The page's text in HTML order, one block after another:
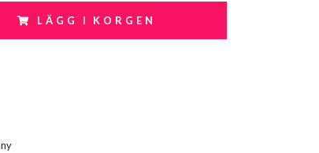
LÄGG I KORGEN